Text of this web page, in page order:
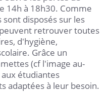
14h à 18h30. Comme
sont disposés sur les
retrouver toutes
d'hygiène,
Grâce un
(cf l'image au-
étudiantes
adaptées à leur besoin.